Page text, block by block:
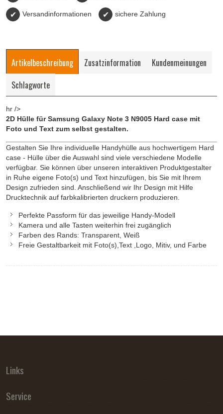
✔ Versandinformationen ✔ sichere Zahlung
Artikelbeschreibung Zusatzinformation
Kundenmeinungen
Schlagworte
hr />
2D Hülle für Samsung Galaxy Note 3 N9005 Hard case mit
Foto und Text zum selbst gestalten.
Gestalten Sie Ihre individuelle Handyhülle aus hochwertigem Hard
case - Hülle über die Auswahl sind viele verschiedene Modelle
verfügbar. Sie können über unseren interaktiven Produktgestalter
in Ruhe eigene Foto(s) und Text hinzufügen, bis Sie mit Ihrem
Design zufrieden sind. Anschließend wir Ihr Design mit Hilfe
Drucktechnik auf farbkalibrierten druckern produzieren.
Perfekte Passform für das jeweilige Handy-Modell
Kamera und alle Tasten weiterhin frei zugänglich
Farben des Rands: Transparent, Weiß
Freie Gestaltbarkeit mit Foto(s),Text ,Logo, Mitiv, und Farbe
Links
Service